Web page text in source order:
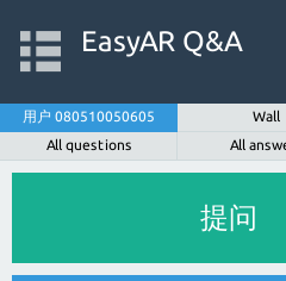
EasyAR Q&A
用户 080510050605 Wall
All questions
All
提问